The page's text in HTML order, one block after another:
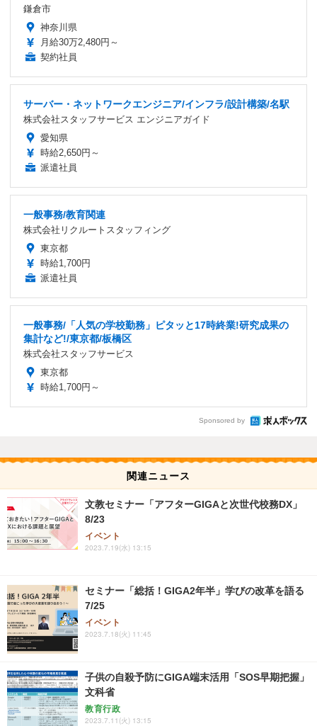
鎌倉市
神奈川県
月給30万2,480円～
契約社員
サーバー・ネットワークエンジニア/インフラ/設計構築/名駅
株式会社スタッフサービス エンジニアガイド
愛知県
時給2,650円～
派遣社員
一般事務/教育関連
株式会社リクルートスタッフィング
東京都
時給1,700円
派遣社員
一般事務/「人気の学校勤務」ピタッと17時終業!研究成果の
集計など!/東京都/板橋区
株式会社スタッフサービス
東京都
時給1,700円～
Sponsored by
関連ニュース
文教セミナー「アフターGIGAと次世代校務DX」
8/23
イベント
2023.7.19(水) 13:15
セミナー「総括！GIGA2年半」学びの改革を語る
7/25
イベント
2023.7.18(火) 11:45
子供の自殺予防にGIGA端末活用「SOS早期把握」
文科省
教育行政
2023.7.11(火) 13:15